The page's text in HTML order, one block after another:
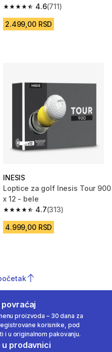
4.6
4.6 od 5 zvezdica from 711
(711)
2.499,00 RSD
INESIS
Loptice za golf Inesis Tour 900
x 12 - bele
4.7
4.7 od 5 zvezdica from 313
(313)
4.999,00 RSD
proizvoda – 30 dana za
korisnike, pod
i u originalnom pakovanju.
u prodavnici